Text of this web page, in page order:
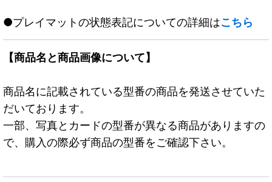
●プレイマットの状態表記についての詳細はこちら
【商品名と商品画像について】
商品名に記載されている型番の商品を発送させていた
だいております。
一部、写真とカードの型番が異なる商品がありますの
で、購入の際必ず商品の型番をご確認下さい。